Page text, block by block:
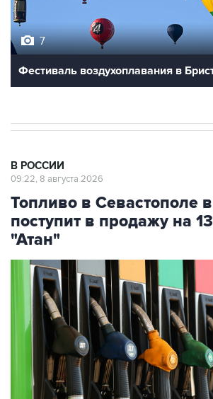
Фестиваль воздухоплавания в
Топливо в Севастополе в
поступит в продажу на 13
"Атан"